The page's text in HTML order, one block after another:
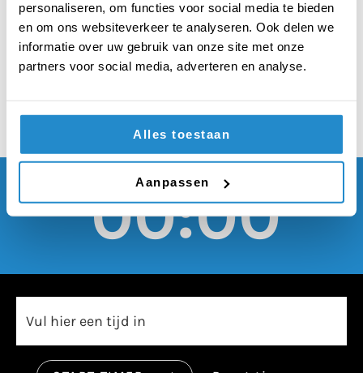
personaliseren, om functies voor social media te bieden
en om ons websiteverkeer te analyseren. Ook delen we
informatie over uw gebruik van onze site met onze
partners voor social media, adverteren en analyse.
Alles toestaan
Aanpassen
slecht voor de
economie
00:00